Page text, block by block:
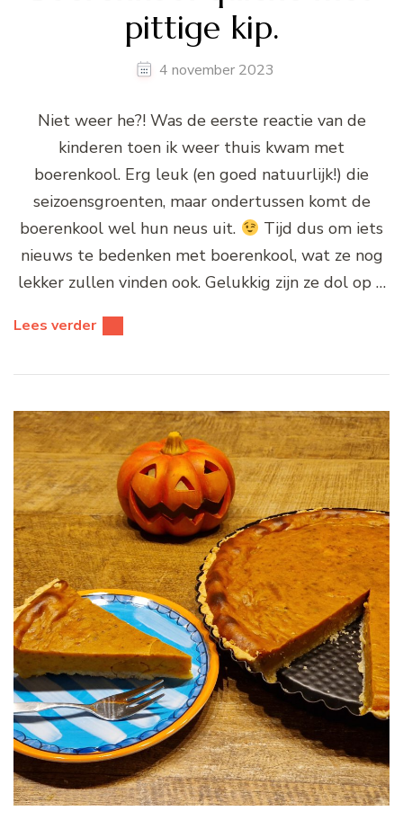
pittige kip.
4 november 2023
Niet weer he?! Was de eerste reactie van de
kinderen toen ik weer thuis kwam met
boerenkool. Erg leuk (en goed natuurlijk!) die
seizoensgroenten, maar ondertussen komt de
boerenkool wel hun neus uit.
Tijd dus om iets
nieuws te bedenken met boerenkool, wat ze nog
lekker zullen vinden ook. Gelukkig zijn ze dol op …
Lees verder